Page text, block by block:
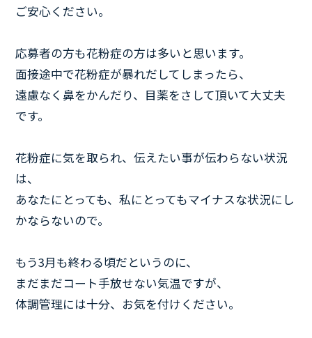
ご安心ください。
応募者の方も花粉症の方は多いと思います。
面接途中で花粉症が暴れだしてしまったら、
遠慮なく鼻をかんだり、目薬をさして頂いて大丈夫
です。
花粉症に気を取られ、伝えたい事が伝わらない状況
は、
あなたにとっても、私にとってもマイナスな状況にし
かならないので。
もう3月も終わる頃だというのに、
まだまだコート手放せない気温ですが、
体調管理には十分、お気を付けください。